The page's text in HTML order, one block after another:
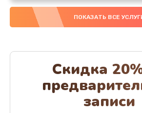
Диагностика и
Заказать
Настройка или замена
1800 руб.
Заказать
ПОКАЗАТЬ ВСЕ
Скидка
записи